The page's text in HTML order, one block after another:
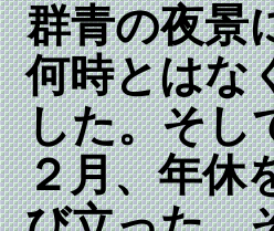
群青の夜景
何時とはな
した。そし
２月、年休